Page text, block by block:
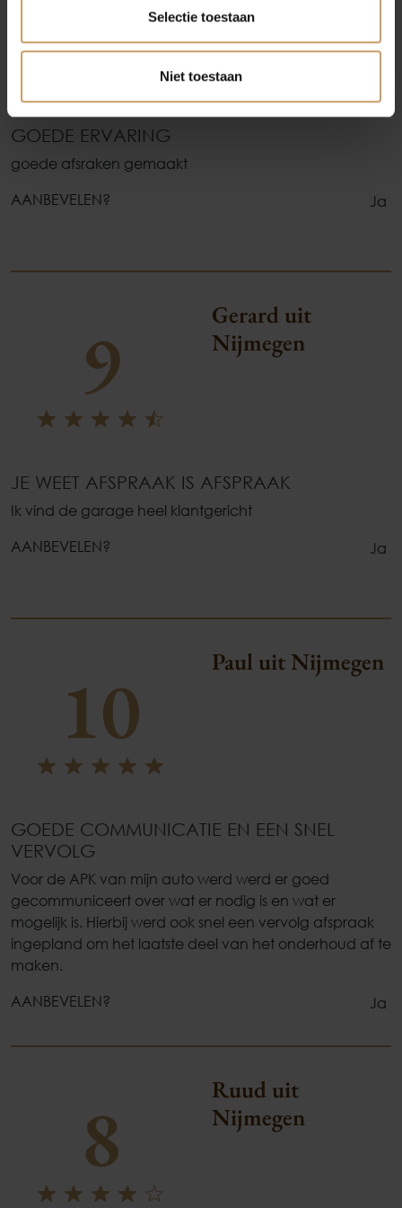
Selectie toestaan
Niet toestaan
GOEDE ERVARING
goede afsraken gemaakt
AANBEVELEN?
Ja
9
Gerard uit
Nijmegen
JE WEET AFSPRAAK IS AFSPRAAK
Ik vind de garage heel klantgericht
AANBEVELEN?
Ja
10 Paul uit Nijmegen
GOEDE COMMUNICATIE EN EEN SNEL
VERVOLG
Voor de APK van mijn auto werd werd er goed
gecommuniceert over wat er nodig is en wat er
mogelijk is. Hierbij werd ook snel een vervolg afspraak
ingepland om het laatste deel van het onderhoud af te
maken.
AANBEVELEN?
Ja
8
Ruud uit
Nijmegen